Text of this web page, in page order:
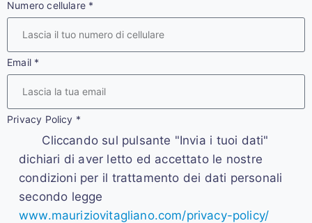
Numero cellulare *
Email *
Privacy Policy *
Cliccando sul pulsante "Invia i tuoi dati"
dichiari di aver letto ed accettato le nostre
condizioni per il trattamento dei dati personali
secondo legge
www.mauriziovitagliano.com/privacy-policy/